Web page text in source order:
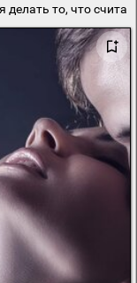
делать то, что